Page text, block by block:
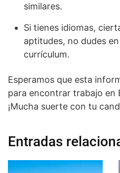
similares.
Si tienes idiomas,
aptitudes, no dudes
currículum.
Esperamos que esta
para encontrar trabajo en
¡Mucha suerte con tu
Entradas